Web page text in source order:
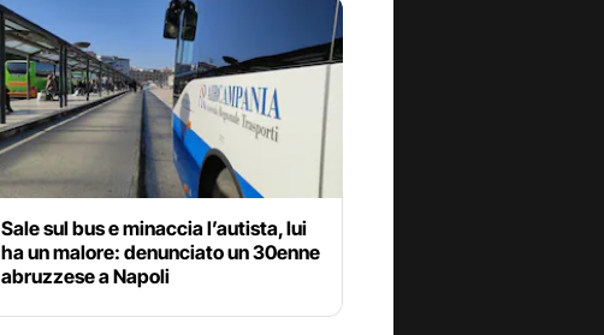
Sale sul bus e minaccia l’autista, lui
ha un malore: denunciato un 30enne
abruzzese a Napoli